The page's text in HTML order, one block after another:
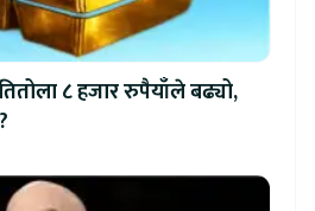
८ हजार रुपैयाँले बढ्यो,